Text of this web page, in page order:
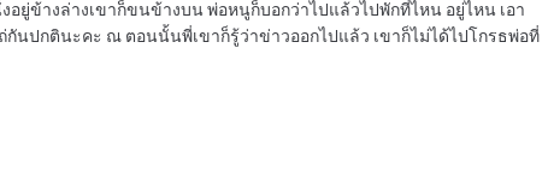
ยู่ข้างล่างเขาก็ขนข้างบน พ่อหนูก็บอกว่าไปแล้วไปพักที่ไหน อยู่ไหน เอา
นปกตินะคะ ณ ตอนนั้นพี่เขาก็รู้ว่าข่าวออกไปแล้ว เขาก็ไม่ได้ไปโกรธพ่อที่